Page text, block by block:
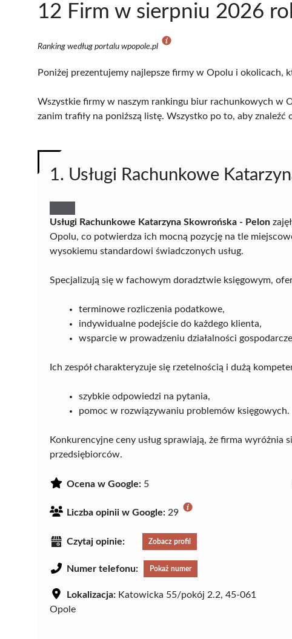
12 Firm w sierpniu 2026
Ranking według portalu wpopole.pl
Poniżej prezentujemy najlepsze firmy w Opolu i okolicach,
Wszystkie firmy w naszym rankingu biur rachunkowych w
zanim trafiły na poniższą listę. Wszystko po to, aby
1. Usługi Rachunkowe
Usługi Rachunkowe Katarzyna Skowrońska - Pelon
Opolu, co potwierdza ich mocną pozycję na tle
wysokiemu standardowi świadczonych usług.
Specjalizują się w fachowym doradztwie księgowym,
terminowe rozliczenia podatkowe,
indywidualne podejście do każdego klienta,
wsparcie w prowadzeniu działalności
Ich zespół charakteryzuje się rzetelnością i dużą
szybkie odpowiedzi na pytania,
pomoc w rozwiązywaniu problemów księgowych.
Konkurencyjne ceny usług sprawiają, że firma wyróżnia
przedsiębiorców.
Ocena w Google: 5
Liczba opinii w Google: 29
Czytaj opinie: Zobacz profil
Numer telefonu: Pokaż numer
Lokalizacja: Katowicka 55/pokój 2.2, 45-061
Opole